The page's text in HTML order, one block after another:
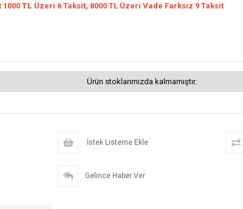
TL Üzeri 6 Taksit, 8000 TL Üzeri Vade Farksız 9 Taksit
Ürün stoklarımızda kalmamıştır.
İstek Listeme Ekle
Gelince Haber Ver